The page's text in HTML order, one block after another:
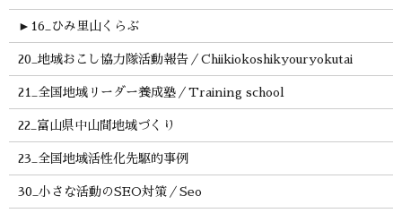
► 16_ひみ里山くらぶ
20_地域おこし協力隊活動報告／Chiikiokoshikyouryokutai
21_全国地域リーダー養成塾／Training school
22_富山県中山間地域づくり
23_全国地域活性化先駆的事例
30_小さな活動のSEO対策／Seo